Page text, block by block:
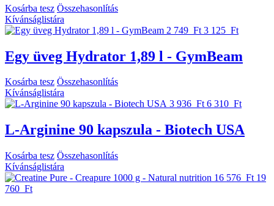
Kosárba tesz Összehasonlítás
Kívánságlistára
2 749 Ft 3 125 Ft
Egy üveg Hydrator 1,89 l - GymBeam
Kosárba tesz Összehasonlítás
Kívánságlistára
3 936 Ft 6 310 Ft
L-Arginine 90 kapszula - Biotech USA
Kosárba tesz Összehasonlítás
Kívánságlistára
16 576 Ft 19
760 Ft